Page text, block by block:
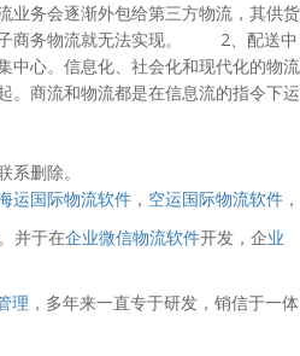
业务会逐渐外包给第三方物流，其供货
子商务物流就无法实现。 2、配送中
中心。信息化、社会化和现代化的物流
。商流和物流都是在信息流的指令下运
删除。
运国际物流软件 ， 空运国际物流软件 ，
。并于在企业微信物流软件开发，企业
理 ，多年来一直专于研发，销信于一体